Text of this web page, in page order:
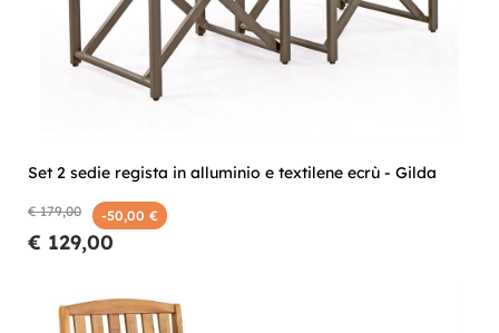
Set 2 sedie regista in alluminio e textilene ecrù - Gilda
€ 179,00 -50,00 €
€ 129,00